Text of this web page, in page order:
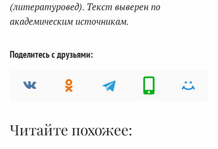
(литературовед). Текст выверен по
академическим источникам.
Поделитесь с друзьями:
Читайте похожее: